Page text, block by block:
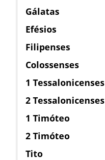
Gálatas
Efésios
Filipenses
Colossenses
1 Tessalonicenses
2 Tessalonicenses
1 Timóteo
2 Timóteo
Tito